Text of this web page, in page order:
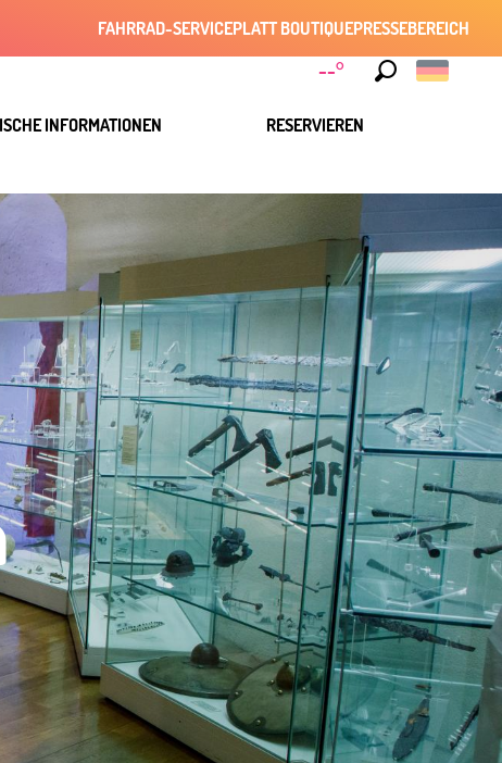
--°
FAHRRAD-SERVICEPLATT BOUTIQUEPRESSEBEREICH
INFORMATIONEN RESERVIEREN